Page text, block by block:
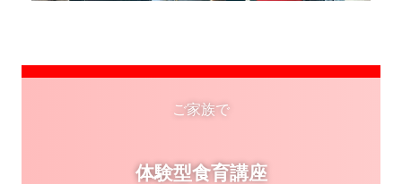
ご家族で
体験型食育講座